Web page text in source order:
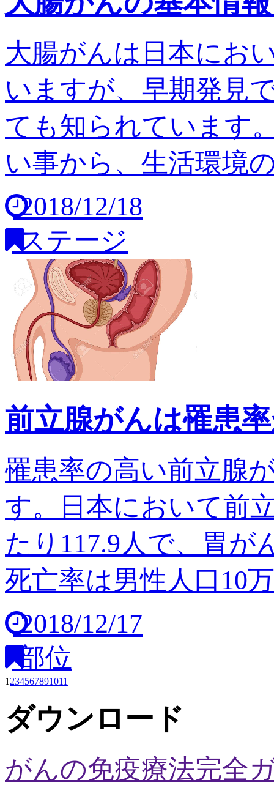
大腸がんは日本にお
いますが、早期発見
ても知られています
い事から、生活環境
2018/12/18
ステージ
前立腺がんは罹患
罹患率の高い前立腺
す。日本において前
たり117.9人で、胃が
死亡率は男性人口10
2018/12/17
部位
1 234567891011
ダウンロード
がんの免疫療法完全